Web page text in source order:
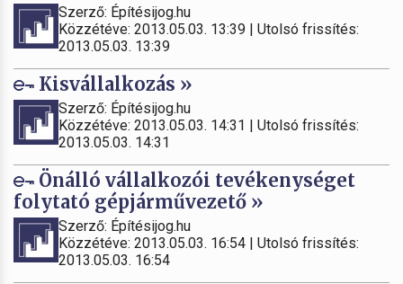
Szerző: Építésijog.hu
Közzétéve: 2013.05.03. 13:39 | Utolsó frissítés:
2013.05.03. 13:39
Kisvállalkozás »
Szerző: Építésijog.hu
Közzétéve: 2013.05.03. 14:31 | Utolsó frissítés:
2013.05.03. 14:31
Önálló vállalkozói tevékenységet
folytató gépjárművezető »
Szerző: Építésijog.hu
Közzétéve: 2013.05.03. 16:54 | Utolsó frissítés:
2013.05.03. 16:54